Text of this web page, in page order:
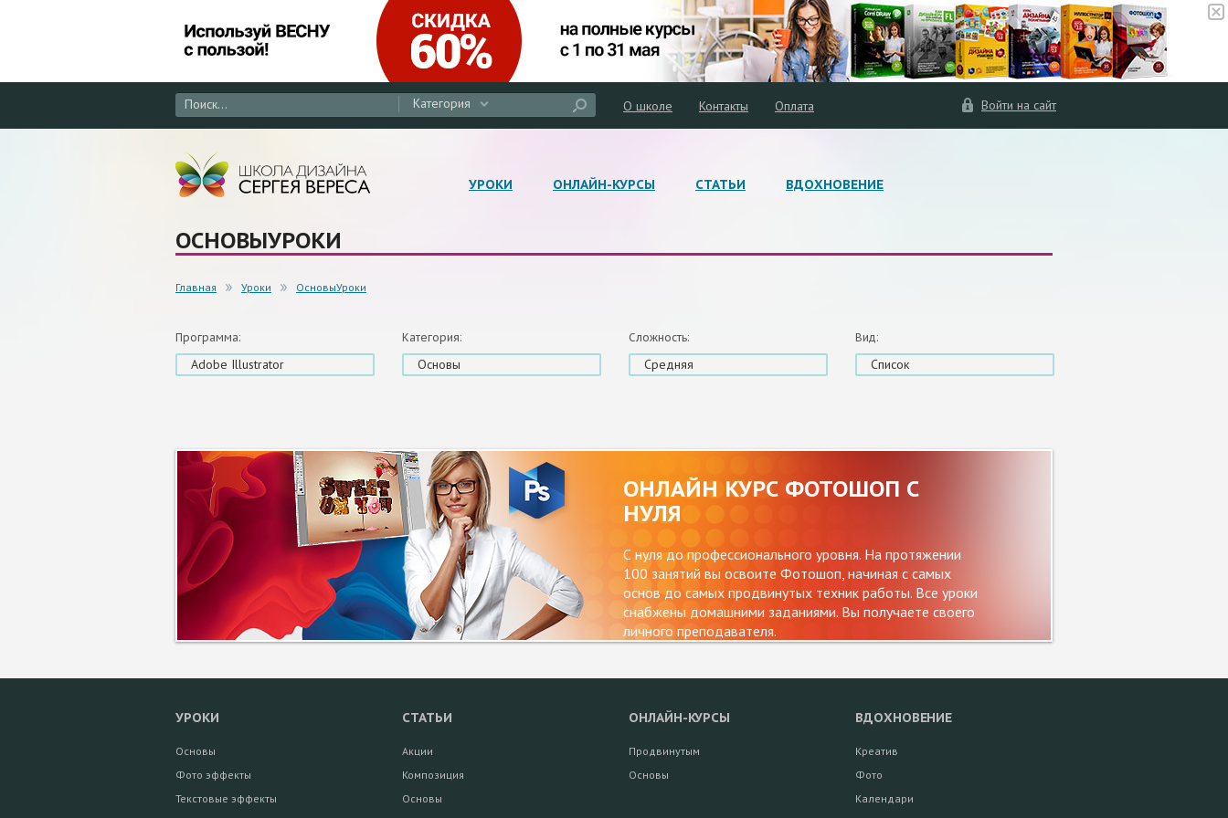
Войти на сайт
Категория О школе Контакты Оплата
УРОКИ ОНЛАЙН-КУРСЫ СТАТЬИ ВДОХНОВЕНИЕ
ОСНОВЫУРОКИ
Главная Уроки ОсновыУроки
Программа:
Adobe Illustrator
Категория:
Основы
Сложность:
Средняя
Вид:
Список
ОНЛАЙН КУРС ФОТОШОП С
НУЛЯ
С нуля до профессионального уровня. На протяжении
100 занятий вы освоите Фотошоп, начиная с самых
основ до самых продвинутых техник работы. Все уроки
снабжены домашними заданиями. Вы получаете своего
личного преподавателя.
УРОКИ
Основы
Фото эффекты
Текстовые эффекты
СТАТЬИ
Акции
Композиция
Основы
ОНЛАЙН-КУРСЫ
Продвинутым
Основы
ВДОХНОВЕНИЕ
Креатив
Фото
Календари